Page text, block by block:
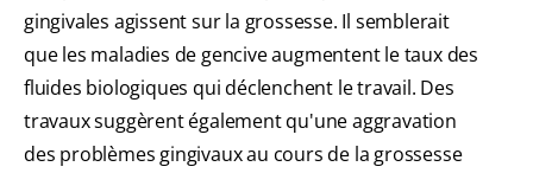
gingivales agissent sur la grossesse. Il semblerait
que les maladies de gencive augmentent le taux des
fluides biologiques qui déclenchent le travail. Des
travaux suggèrent également qu'une aggravation
des problèmes gingivaux au cours de la grossesse